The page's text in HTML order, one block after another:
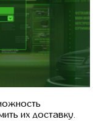
их доставку.